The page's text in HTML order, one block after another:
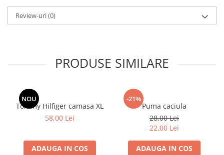
Review-uri(0)
PRODUSE SIMILARE
NOU
Tommy Hilfiger camasa XL
58,00 Lei
ADAUGA IN COS
-21%
Puma caciula
28,00 Lei
22,00 Lei
ADAUGA IN COS